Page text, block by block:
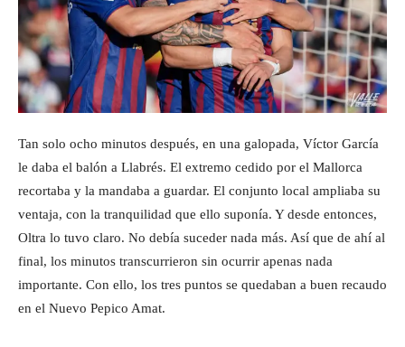
Tan solo ocho minutos después, en una galopada, Víctor García
le daba el balón a Llabrés. El extremo cedido por el Mallorca
recortaba y la mandaba a guardar. El conjunto local ampliaba su
ventaja, con la tranquilidad que ello suponía. Y desde entonces,
Oltra lo tuvo claro. No debía suceder nada más. Así que de ahí al
final, los minutos transcurrieron sin ocurrir apenas nada
importante. Con ello, los tres puntos se quedaban a buen recaudo
en el Nuevo Pepico Amat.